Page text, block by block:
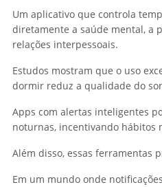
Um aplicativo que controla
diretamente a saúde mental, a
relações interpessoais.
Estudos mostram que o uso
dormir reduz a qualidade do
Apps com alertas inteligentes
noturnas, incentivando hábitos
Além disso, essas ferramentas
Em um mundo onde